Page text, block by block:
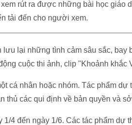
rút ra được những bài học giáo
tải đến cho người xem.
lại những tình cảm sâu sắc, bay
cuộc thi ảnh, clip "Khoảnh khắc
cá nhân hoặc nhóm. Tác phẩm
thủ các qui định về bản quyền và
4 đến ngày 1/6. Các tác phẩm dự